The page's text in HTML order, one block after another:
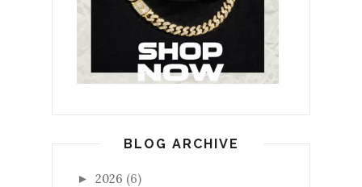
BLOG ARCHIVE
► 2026 (6)